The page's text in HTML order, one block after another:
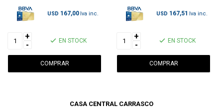
USD 167,00
+
-
EN STOCK
USD 167,51
+
-
EN STOCK
CASA CENTRAL CARRASCO